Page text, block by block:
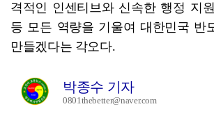
격적인 인센티브와 신속한 행정 지
등 모든 역량을 기울여 대한민국 반
만들겠다는 각오다.
박종수 기자
0801thebetter@naver.com